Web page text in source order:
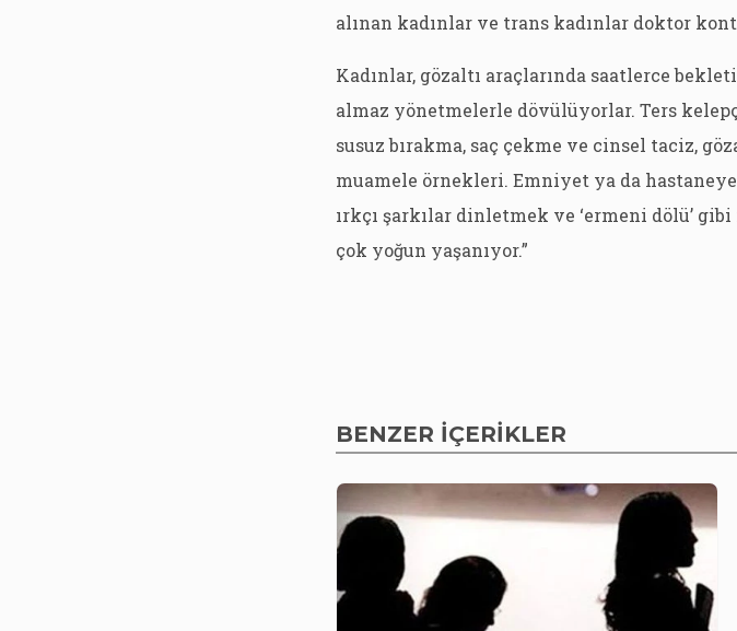
alınan kadınlar ve trans kadınlar doktor
Kadınlar, gözaltı araçlarında saatlerce
almaz yönetmelerle dövülüyorlar. Ters
susuz bırakma, saç çekme ve cinsel taciz,
muamele örnekleri. Emniyet ya da
ırkçı şarkılar dinletmek ve ‘ermeni dölü’
çok yoğun yaşanıyor.”
BENZER İÇERİKLER